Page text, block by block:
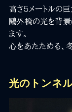
高さ5メートルの
鷗外橋の光を背
ます。
心をあたためる、
光のトンネ